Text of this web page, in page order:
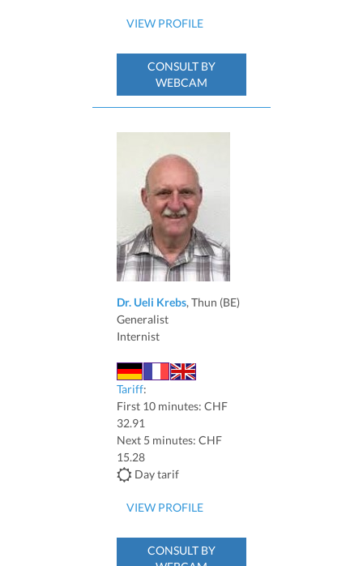
VIEW PROFILE
CONSULT BY
WEBCAM
Dr. Ueli Krebs, Thun (BE)
Generalist
Internist
Tariff:
First 10 minutes: CHF
32.91
Next 5 minutes: CHF
15.28
Day tarif
VIEW PROFILE
CONSULT BY